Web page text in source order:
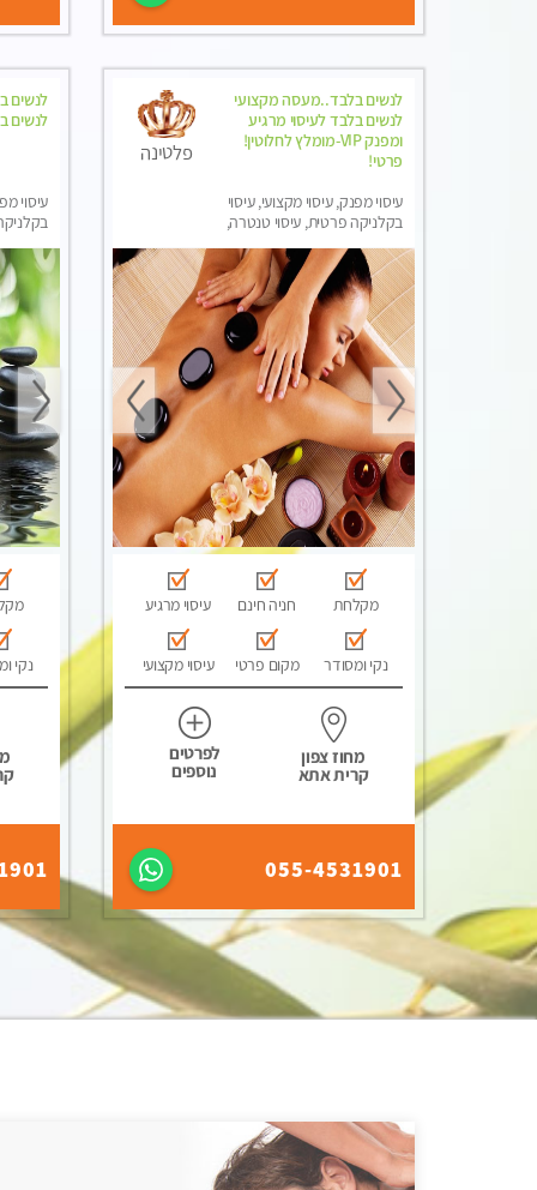
לנשים בלבד..מעסה מקצועי
לנשים בלבד לעיסוי מרגיע
ומפנק VIP-מומלץ לחלוטין!
פרטי! ​​​​​​
עיסוי מפנק, עיסוי מקצועי, עיסוי
בקלניקה פרטית, עיסוי טנטרה,
בלבד
פלטינה
מקלחת חניה חינם עיסוי מרגיע
נקי ומסודר מקום פרטי עיסוי מקצועי
מחוז צפון
קרית אתא
לפרטים
נוספים
055-4531901
לנשים
לנשים
עיסוי
בלבד
נקי